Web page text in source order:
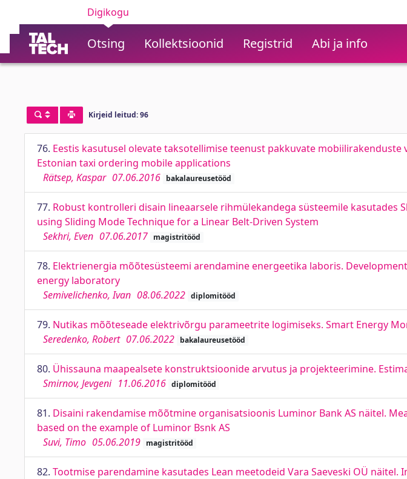
Digikogu
Otsing Kollektsioonid Registrid Abi ja info
Kirjeid leitud: 96
76. Eestis kasutusel olevate taksotellimise teenust pakkuvate
Estonian taxi ordering mobile applications
Rätsep, Kaspar 07.06.2016 bakalaureusetööd
77. Robust kontrolleri disain lineaarsele rihmülekandega süsteemile kasutades
using Sliding Mode Technique for a Linear Belt-Driven System
Sekhri, Even 07.06.2017 magistritööd
78. Elektrienergia mõõtesüsteemi arendamine energeetika laboris.
energy laboratory
Semivelichenko, Ivan 08.06.2022 diplomitööd
79. Nutikas mõõteseade elektrivõrgu parameetrite logimiseks. Smart Energy
Seredenko, Robert 07.06.2022 bakalaureusetööd
80. Ühissauna maapealsete konstruktsioonide arvutus ja projekteerimine.
Smirnov, Jevgeni 11.06.2016 diplomitööd
81. Disaini rakendamise mõõtmine organisatsioonis Luminor Bank AS näitel.
based on the example of Luminor Bsnk AS
Suvi, Timo 05.06.2019 magistritööd
82. Tootmise parendamine kasutades Lean meetodeid Vara Saeveski OÜ